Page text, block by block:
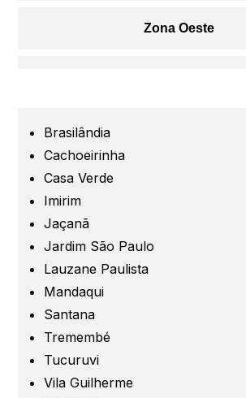
Zona Oeste
São Caetano
Brasilândia
Cachoeirinha
Casa Verde
Imirim
Jaçanã
Jardim São Paulo
Lauzane Paulista
Mandaqui
Santana
Tremembé
Tucuruvi
Vila Guilherme